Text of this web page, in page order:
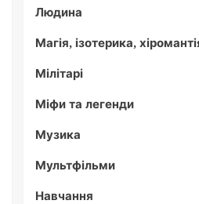
Людина
Магія, ізотерика,
Мілітарі
Міфи та легенди
Музика
Мультфільми
Навчання